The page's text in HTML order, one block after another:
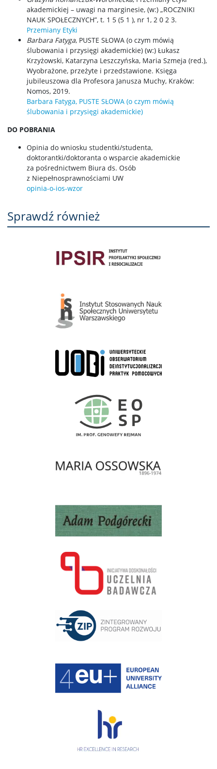
akademickiej – uwagi na marginesie, (w:) „ROCZNIKI
NAUK SPOŁECZNYCH”, t. 1 5 (5 1 ), nr 1, 2 0 2 3.
Przemiany Etyki
Barbara Fatyga, PUSTE SŁOWA (o czym mówią
ślubowania i przysięgi akademickie) (w:) Łukasz
Krzyżowski, Katarzyna Leszczyńska, Maria Szmeja (red.),
Wyobrażone, przeżyte i przedstawione. Księga
jubileuszowa dla Profesora Janusza Muchy, Kraków:
Nomos, 2019.
Barbara Fatyga, PUSTE SŁOWA (o czym mówią
ślubowania i przysięgi akademickie)
DO POBRANIA
Opinia do wniosku studentki/studenta,
doktorantki/doktoranta o wsparcie akademickie
za pośrednictwem Biura ds. Osób
z Niepełnosprawnościami UW
opinia-o-ios-wzor
Sprawdź również